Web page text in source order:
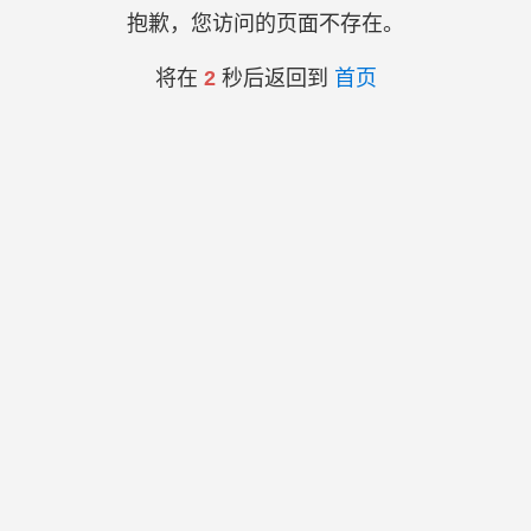
抱歉，您访问的页面不存在。
将在 2秒后返回到 首页